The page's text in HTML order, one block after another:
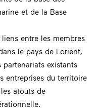
et de la Base
entre les membres
le pays de Lorient,
partenariatsexistants
entreprisesdu territoire
atouts de